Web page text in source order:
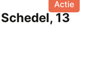
Actie
13